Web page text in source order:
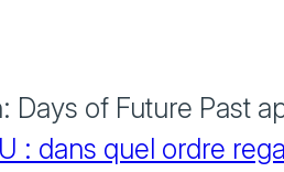
Days of Future Past
: dans quel ordre